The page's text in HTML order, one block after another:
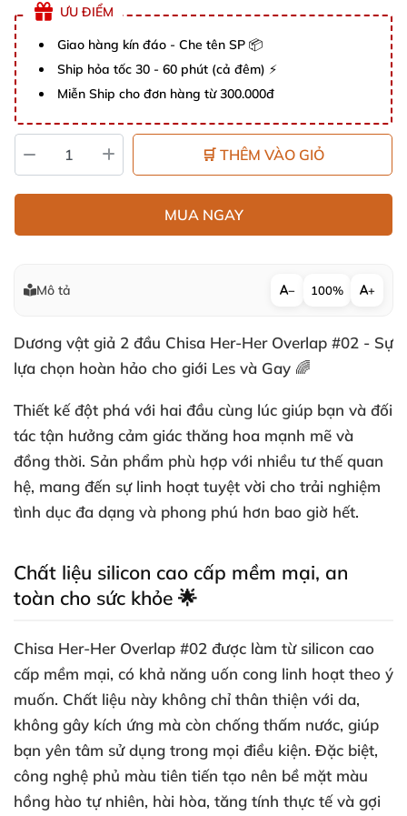
ƯU ĐIỂM
Giao hàng kín đáo - Che tên SP 📦
Ship hỏa tốc 30 - 60 phút (cả đêm) ⚡
Miễn Ship cho đơn hàng từ 300.000đ
🛒 THÊM VÀO GIỎ
MUA NGAY
Mô tả − 100% +
Dương vật giả 2 đầu Chisa Her-Her Overlap #02 - Sự
lựa chọn hoàn hảo cho giới Les và Gay 🌈
Thiết kế đột phá với hai đầu cùng lúc giúp bạn và đối
tác tận hưởng cảm giác thăng hoa mạnh mẽ và
đồng thời. Sản phẩm phù hợp với nhiều tư thế quan
hệ, mang đến sự linh hoạt tuyệt vời cho trải nghiệm
tình dục đa dạng và phong phú hơn bao giờ hết.
Chất liệu silicon cao cấp mềm mại, an
toàn cho sức khỏe 🌟
Chisa Her-Her Overlap #02 được làm từ silicon cao
cấp mềm mại, có khả năng uốn cong linh hoạt theo ý
muốn. Chất liệu này không chỉ thân thiện với da,
không gây kích ứng mà còn chống thấm nước, giúp
bạn yên tâm sử dụng trong mọi điều kiện. Đặc biệt,
công nghệ phủ màu tiên tiến tạo nên bề mặt màu
hồng hào tự nhiên, hài hòa, tăng tính thực tế và gợi